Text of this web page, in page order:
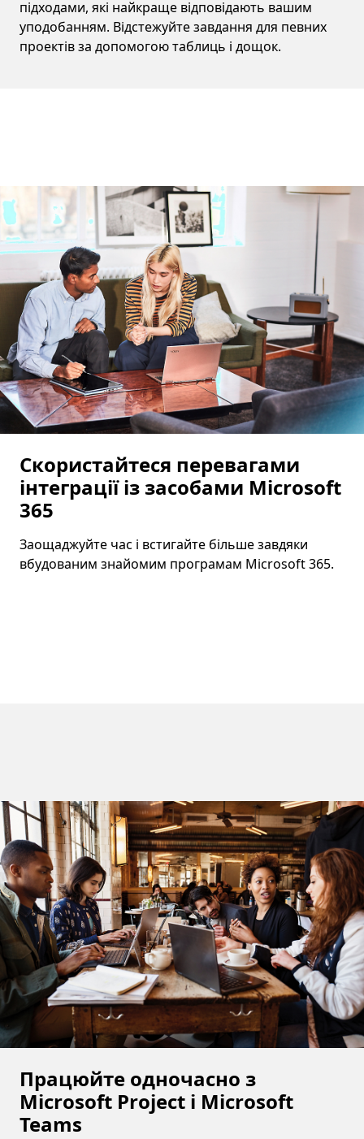
підходами, які найкраще відповідають вашим
уподобанням. Відстежуйте завдання для певних
проектів за допомогою таблиць і дощок.
Скористайтеся перевагами
інтеграції із засобами Microsoft
365
Заощаджуйте час і встигайте більше завдяки
вбудованим знайомим програмам Microsoft 365.
Працюйте одночасно з
Microsoft Project і Microsoft
Teams